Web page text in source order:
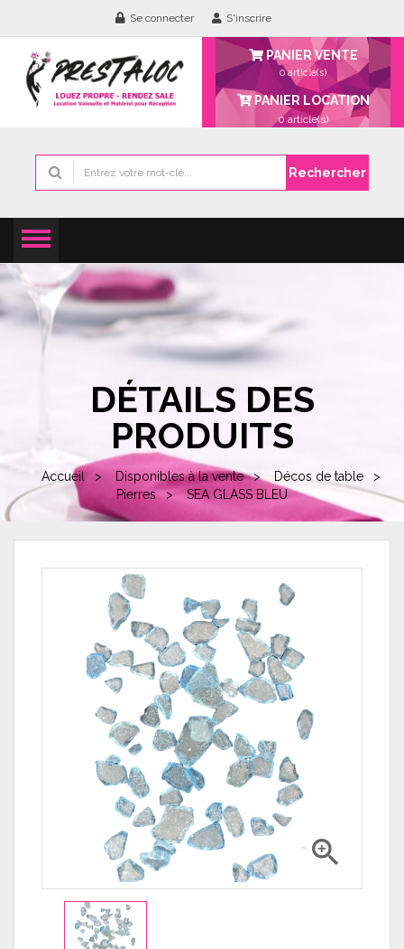
Se connecter S'inscrire
PANIER VENTE
0 article(s)
PANIER LOCATION
0 article(s)
Rechercher
DÉTAILS DES
PRODUITS
Accueil Disponibles à la vente
Décos de table
Pierres
SEA GLASS BLEU
